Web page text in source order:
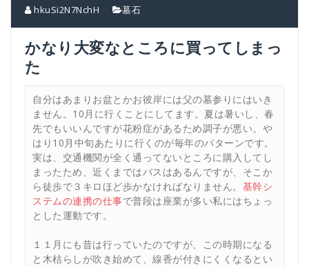
hkuSi2N7NchH 墓石
かなり大変なところに買ってしまっ
た
自分はあまりお盆とかお彼岸には父の墓参りにはいき
ません。10月に行くことにしてます。夏は暑いし、春
先でもいいんですが花粉症があるため調子が悪い。や
はり10月中旬あたりに行くのが毎年のパターンです。
実は、交通機関が全く通ってないところに購入してし
まったため、近くまではバスはあるんですが、そこか
ら徒歩で３キロほど歩かなければなりません。 基幹シ
ステムの連携の仕事で普段は座業が多い私にはちょっ
とした運動です。
１１月にも昔は行っていたのですが、この時期になる
と木枯らしが吹き始めて、線香が付きにくくなるとい